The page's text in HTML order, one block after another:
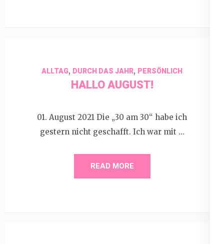
ALLTAG, DURCH DAS JAHR, PERSÖNLICH
HALLO AUGUST!
01. August 2021 Die „30 am 30“ habe ich
gestern nicht geschafft. Ich war mit …
READ MORE